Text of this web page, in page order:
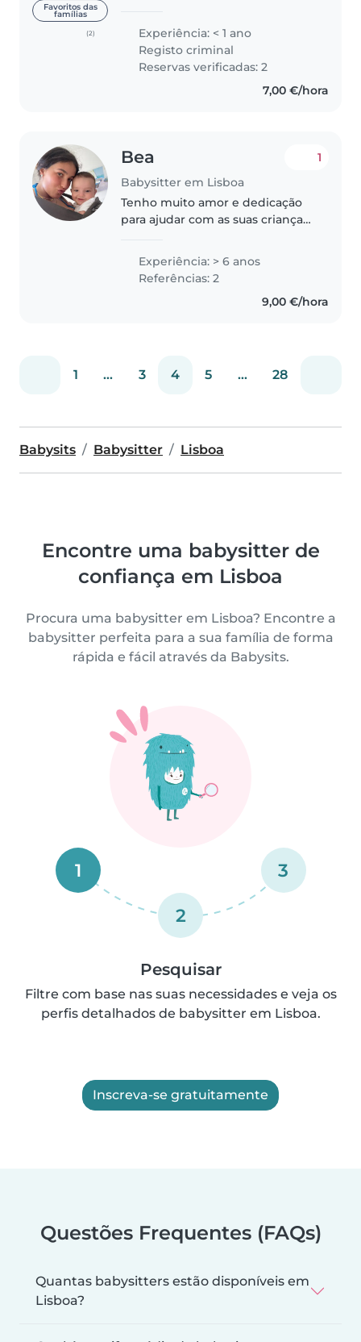
Favoritos das
famílias
(2)
flexível neste momento:) Estou à
procura de um part-time nas
áreas sociais/educação/cuidados,..
Experiência: < 1 ano
Registo criminal
Reservas verificadas: 2
7,00 €/hora
Bea
Babysitter em Lisboa
1
Tenho muito amor e dedicação
para ajudar com as suas crianças!
principalmente com bebés,
miúdos e pré-escolares. Sou
fluente em inglês, português e
Experiência: > 6 anos
Referências: 2
9,00 €/hora
1 ... 3 4 5 ... 28
Babysits Babysitter Lisboa
Encontre uma babysitter de
confiança em Lisboa
Procura uma babysitter em Lisboa? Encontre a
babysitter perfeita para a sua família de forma
rápida e fácil através da Babysits.
1
2
3
Pesquisar
Filtre com base nas suas necessidades e veja os
perfis detalhados de babysitter em Lisboa.
Inscreva-se gratuitamente
Questões Frequentes (FAQs)
Quantas babysitters estão disponíveis em
Lisboa?